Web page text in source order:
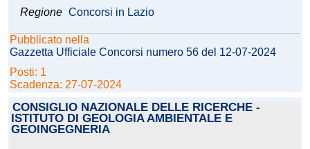
Regione Concorsi in Lazio
Pubblicato nella
Gazzetta Ufficiale Concorsi numero 56 del 12-07-2024
Posti: 1
Scadenza: 27-07-2024
CONSIGLIO NAZIONALE DELLE RICERCHE -
ISTITUTO DI GEOLOGIA AMBIENTALE E
GEOINGEGNERIA